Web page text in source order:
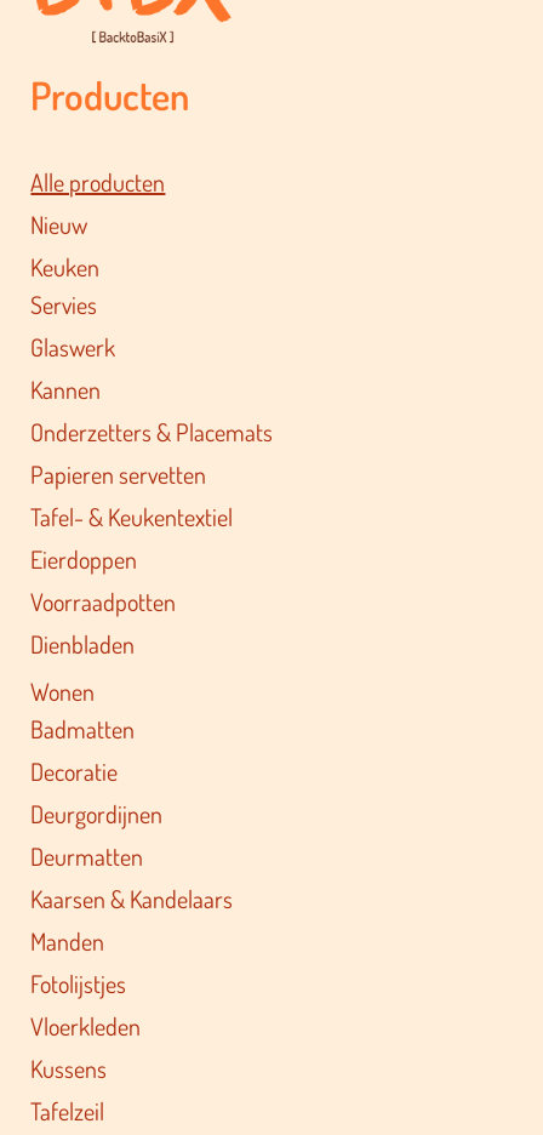
Producten
Alle producten
Nieuw
Keuken
Servies
Glaswerk
Kannen
Onderzetters & Placemats
Papieren servetten
Tafel- & Keukentextiel
Eierdoppen
Voorraadpotten
Dienbladen
Wonen
Badmatten
Decoratie
Deurgordijnen
Deurmatten
Kaarsen & Kandelaars
Manden
Fotolijstjes
Vloerkleden
Kussens
Tafelzeil